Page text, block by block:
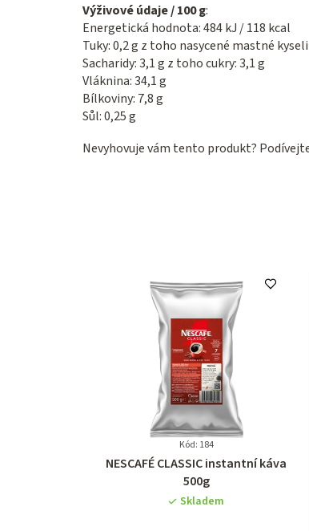
Výživové údaje / 100 g:
Energetická hodnota: 484 kJ / 118 kcal
Tuky: 0,2 g z toho nasycené mastné
Sacharidy: 3,1 g z toho cukry: 3,1 g
Vláknina: 34,1 g
Bílkoviny: 7,8 g
Sůl: 0,25 g
Nevyhovuje vám tento produkt?
Kód: 184
Průměrné
hodnocení
produktu
NESCAFÉ CLASSIC instantní káva
500g
Skladem